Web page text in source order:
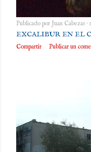
Publicado por Juan Cabezas
EXCALIBUR EN EL
Compartir Publicar un